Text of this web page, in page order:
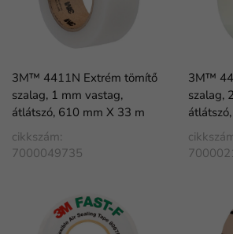
3M™ 4411N Extrém tömítő
szalag, 1 mm vastag,
átlátszó, 610 mm X 33 m
cikkszám:
7000049735
3M™
szalag,